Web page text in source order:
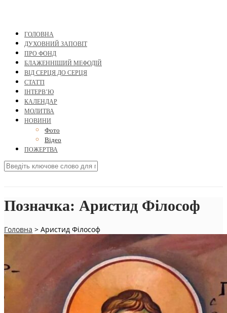
ГОЛОВНА
ДУХОВНИЙ ЗАПОВІТ
ПРО ФОНД
БЛАЖЕННІШИЙ МЕФОДІЙ
ВІД СЕРЦЯ ДО СЕРЦЯ
СТАТТІ
ІНТЕРВ’Ю
КАЛЕНДАР
МОЛИТВА
НОВИНИ
Фото
Відео
ПОЖЕРТВА
Позначка: Аристид Філософ
Головна > Аристид Філософ